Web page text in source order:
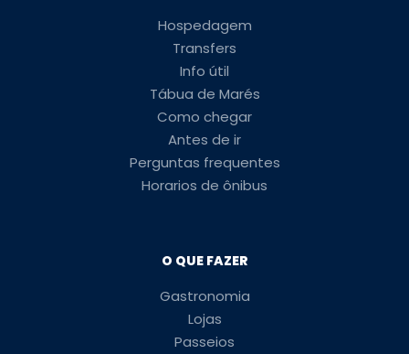
Hospedagem
Transfers
Info útil
Tábua de Marés
Como chegar
Antes de ir
Perguntas frequentes
Horarios de ônibus
O QUE FAZER
Gastronomia
Lojas
Passeios